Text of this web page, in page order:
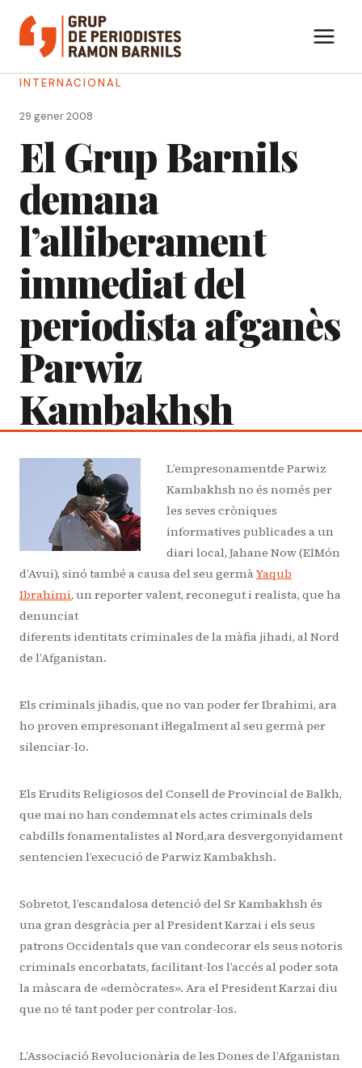
contingut
INTERNACIONAL
29 gener 2008
El Grup Barnils
demana
l’alliberament
immediat del
periodista afganès
Parwiz
Kambakhsh
L’empresonamentde Parwiz
Kambakhsh no és només per
les seves cròniques
informatives publicades a un
diari local, Jahane Now (ElMón
d’Avui), sinó també a causa del seu germàYaqub
Ibrahimi, un reporter valent, reconegut i realista, que ha
denunciat
diferents identitats criminales de la màfia jihadi, al Nord
de l’Afganistan.
Els criminals jihadis, que no van poder fer Ibrahimi, ara
ho proven empresonant il·legalment al seu germà per
silenciar-lo.
Els Erudits Religiosos del Consell de Provincial de Balkh,
que mai no han condemnat els actes criminals dels
cabdills fonamentalistes al Nord,ara desvergonyidament
sentencien l’execució de Parwiz Kambakhsh.
Sobretot, l’escandalosa detenció del Sr Kambakhsh és
una gran desgràcia per al President Karzai i els seus
patrons Occidentals que van condecorar els seus notoris
criminals encorbatats, facilitant-los l’accés al poder sota
la màscara de «demòcrates». Ara el President Karzai diu
que no té tant poder per controlar-los.
L’Associació Revolucionària de les Dones de l’Afganistan